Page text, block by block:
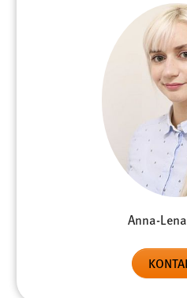
Anna-
Cookie Laufzeit:
Max. 13 Monate
MARKETING
Marketing Cookies werden
verwendet, um
Sie tun dies, indem sie